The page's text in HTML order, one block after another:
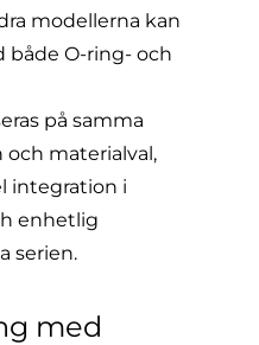
modellerna kan
både O-ring- och
på samma
och materialval,
integration i
enhetlig
serien.
med